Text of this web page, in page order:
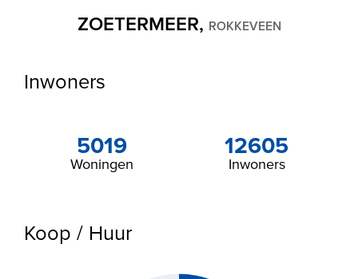
ZOETERMEER, ROKKEVEEN
Inwoners
5019
Woningen
12605
Inwoners
Koop / Huur